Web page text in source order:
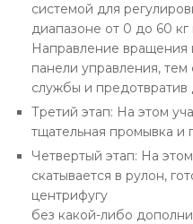
системой для
диапазоне от 0 до 60
Направление вращения
панели управления,
службы и
Третий этап: На этом
тщательная промывка и
Четвертый этап: На
скатывается в рулон,
центрифугу
без какой-либо